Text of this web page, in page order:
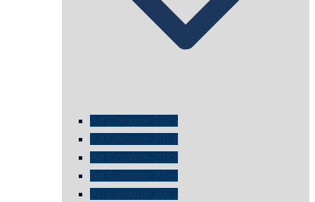
Art Cologne 2025
Art Cologne 2024
Art Cologne 2023
Art Cologne 2022
Art Cologne 2021